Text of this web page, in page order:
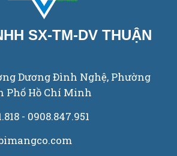
SX-TM-DV THUẬN
Dương Đình Nghệ, Phường
Phố Hồ Chí Minh
- 0908.847.951